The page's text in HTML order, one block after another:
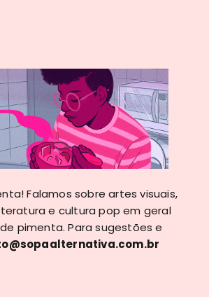
Falamos sobre artes visuais,
e cultura pop em geral
pimenta. Para sugestões e